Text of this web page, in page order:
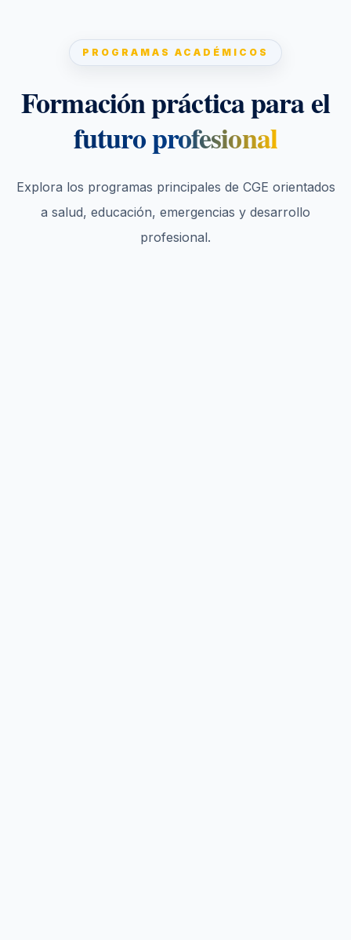
PROGRAMAS ACADÉMICOS
Formación práctica para el
futuro profesional
Explora los programas principales de CGE orientados
a salud, educación, emergencias y desarrollo
profesional.